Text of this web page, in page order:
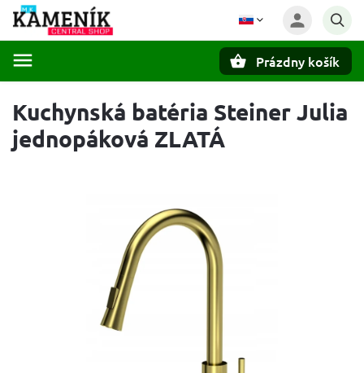
Prázdny košík
Kuchynská batéria Steiner Julia
jednopáková ZLATÁ